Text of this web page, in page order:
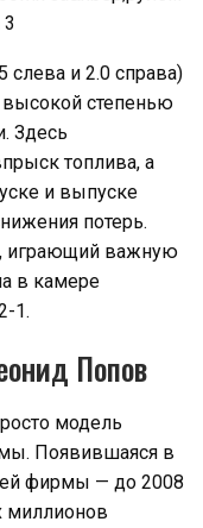
и 2.0 справа)
высокой степенью
Здесь
топлива, а
и выпуске
потерь.
играющий важную
в камере
1.
Попов
модель
Появившаяся в
фирмы — до 2008
миллионов